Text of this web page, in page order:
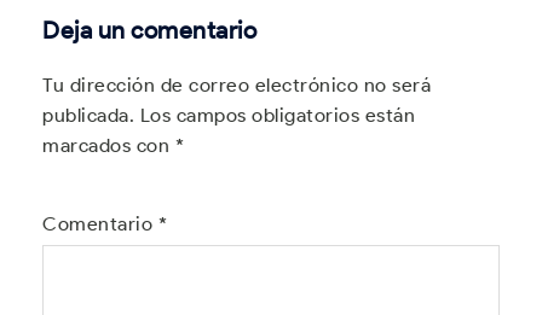
Deja un comentario
Tu dirección de correo electrónico no será
publicada. Los campos obligatorios están
marcados con *
Comentario *